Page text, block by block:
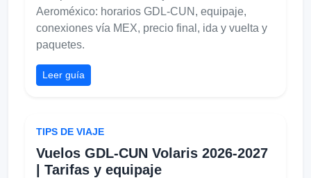
Aeroméxico: horarios GDL-CUN, equipaje,
conexiones vía MEX, precio final, ida y vuelta y
paquetes.
Leer guía
TIPS DE VIAJE
Vuelos GDL-CUN Volaris 2026-2027
| Tarifas y equipaje